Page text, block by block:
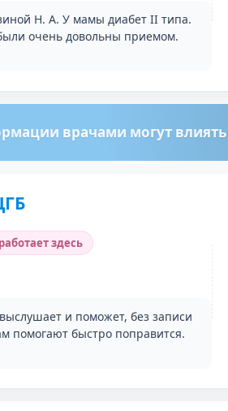
Н. А. У мамы диабет II типа.
очень довольны приемом.
врачами могут
здесь
и поможет, без записи
помогают быстро поправится.